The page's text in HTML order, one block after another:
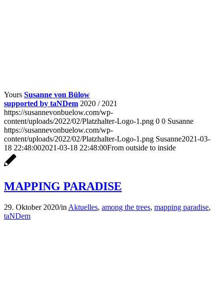
Yours Susanne von Bülow
supported by taNDem 2020 / 2021
https://susannevonbuelow.com/wp-
content/uploads/2022/02/Platzhalter-Logo-1.png 0 0 Susanne
https://susannevonbuelow.com/wp-
content/uploads/2022/02/Platzhalter-Logo-1.png Susanne2021-03-
18 22:48:002021-03-18 22:48:00From outside to inside
MAPPING PARADISE
29. Oktober 2020/in Aktuelles, among the trees, mapping paradise,
taNDem